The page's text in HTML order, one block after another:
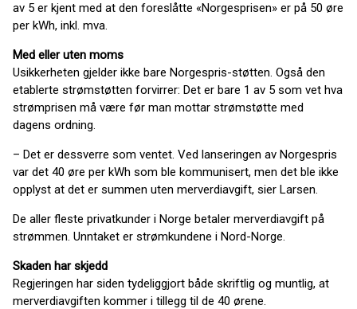
av 5 er kjent med at den foreslåtte «Norgesprisen» er på 50 øre
per kWh, inkl. mva.
Med eller uten moms
Usikkerheten gjelder ikke bare Norgespris-støtten. Også den
etablerte strømstøtten forvirrer: Det er bare 1 av 5 som vet hva
strømprisen må være før man mottar strømstøtte med
dagens ordning.
– Det er dessverre som ventet. Ved lanseringen av Norgespris
var det 40 øre per kWh som ble kommunisert, men det ble ikke
opplyst at det er summen uten merverdiavgift, sier Larsen.
De aller fleste privatkunder i Norge betaler merverdiavgift på
strømmen. Unntaket er strømkundene i Nord-Norge.
Skaden har skjedd
Regjeringen har siden tydeliggjort både skriftlig og muntlig, at
merverdiavgiften kommer i tillegg til de 40 ørene.